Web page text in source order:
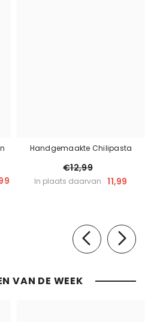
Handgemaakte Chilipasta
€12,99
In plaats daarvan 11,99
VAN DE WEEK